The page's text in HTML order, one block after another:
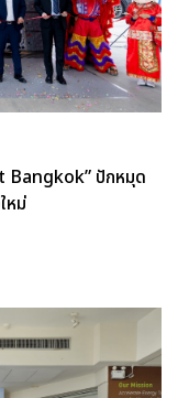
Bangkok” ปักหมุด
หม่